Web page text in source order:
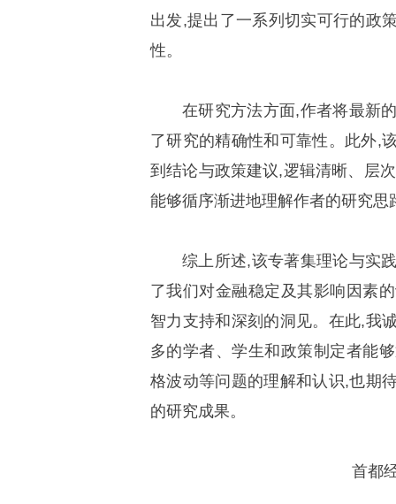
出发,提出了一系列切实可行的政
性。
在研究方法方面,作者将最新
了研究的精确性和可靠性。此外,
到结论与政策建议,逻辑清晰、层
能够循序渐进地理解作者的研究思
综上所述,该专著集理论与实
了我们对金融稳定及其影响因素
智力支持和深刻的洞见。在此,我
多的学者、学生和政策制定者能
格波动等问题的理解和认识,也期
的研究成果。
首都